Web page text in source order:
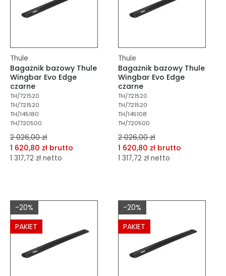
Thule
Bagażnik bazowy Thule
Wingbar Evo Edge
czarne
TH/721520
TH/721520
TH/145180
TH/720500
2 026,00 zł
1 620,80 zł brutto
1 317,72 zł netto
Do koszyka
Thule
Bagażnik bazowy Thule
Wingbar Evo Edge
czarne
TH/721520
TH/721520
TH/145108
TH/720500
2 026,00 zł
1 620,80 zł brutto
1 317,72 zł netto
Do koszyka
-20%
PAKIET
-20%
PAKIET